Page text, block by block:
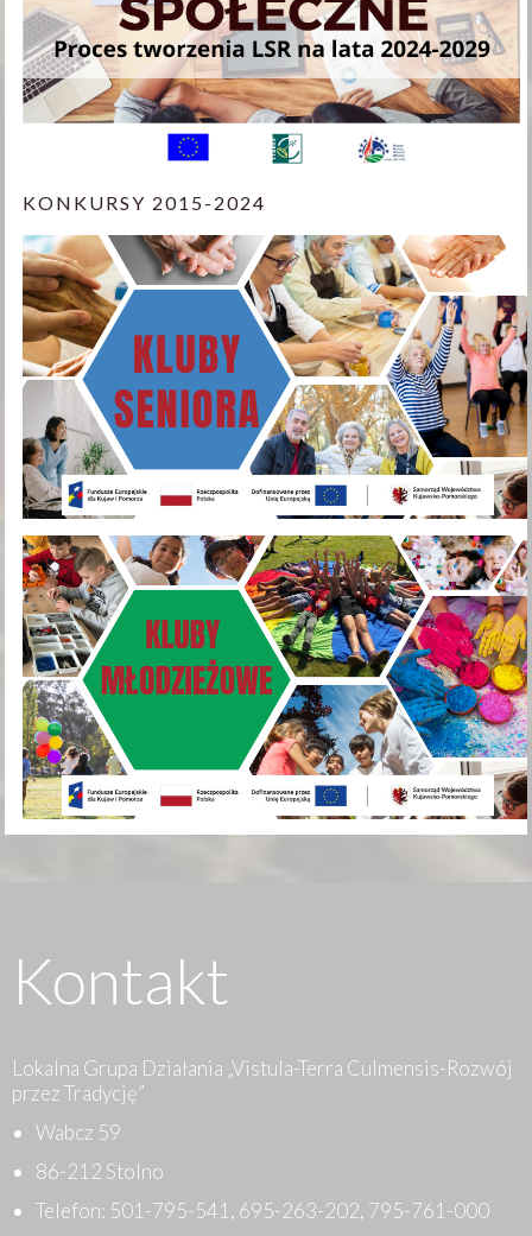
KONKURSY 2015-2024
Kontakt
Lokalna Grupa Działania „Vistula-Terra Culmensis-Rozwój
przez Tradycję”
Wabcz 59
86-212 Stolno
Telefon: 501-795-541 , 695-263-202, 795-761-000